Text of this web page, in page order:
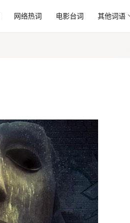
网络热词 电影台词 其他词语